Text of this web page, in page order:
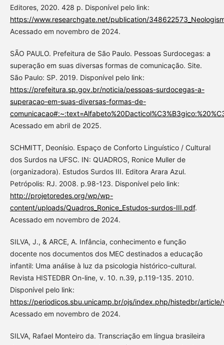
Editores, 2020. 428 p. Disponível pelo link:
https://www.researchgate.net/publication/
Acessado em novembro de 2024.
SÃO PAULO. Prefeitura de São Paulo. Pessoas Surdocegas: a
superação em suas diversas formas de comunicação. Site.
São Paulo: SP. 2019. Disponível pelo link:
https://prefeitura.sp.gov.br/noticia/pessoas-surdocegas-a-
superacao-em-suas-diversas-formas-de-
Acessado em abril de 2025.
SCHMITT, Deonísio. Espaço de Conforto Linguístico / Cultural
dos Surdos na UFSC. IN: QUADROS, Ronice Muller de
(organizadora). Estudos Surdos III. Editora Arara Azul.
Petrópolis: RJ. 2008. p.98-123. Disponível pelo link:
http://projetoredes.org/wp/wp-
content/uploads/Quadros_Ronice_Estudos-surdos-III.pdf.
Acessado em novembro de 2024.
SILVA, J., & ARCE, A. Infância, conhecimento e função
docente nos documentos dos MEC destinados a educação
infantil: Uma análise à luz da psicologia histórico-cultural.
Revista HISTEDBR On-line, v. 10. n.39, p.119-135. 2010.
Disponível pelo link:
https://periodicos.sbu.unicamp.br/ojs/index.php/histedbr/
Acessado em novembro de 2024.
SILVA, Rafael Monteiro da. Transcriação em língua brasileira